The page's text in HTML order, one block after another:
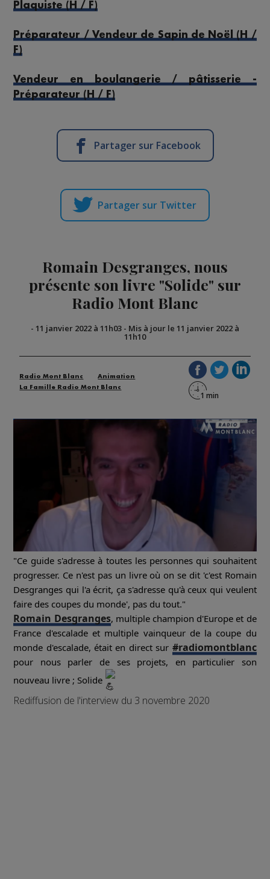
Plaquiste (H / F)
Préparateur / Vendeur de Sapin de Noël (H /
F)
Vendeur en boulangerie / pâtisserie -
Préparateur (H / F)
Partager sur Facebook
Partager sur Twitter
Romain Desgranges, nous
présente son livre "Solide" sur
Radio Mont Blanc
- 11 janvier 2022 à 11h03 - Mis à jour le 11 janvier 2022 à
11h10
Radio Mont Blanc
Animation
La Famille Radio Mont Blanc
"Ce guide s'adresse à toutes les personnes qui souhaitent
progresser. Ce n'est pas un livre où on se dit 'c'est Romain
Desgranges qui l'a écrit, ça s'adresse qu'à ceux qui veulent
faire des coupes du monde', pas du tout."
Romain Desgranges, multiple champion d'Europe et de
France d'escalade et multiple vainqueur de la coupe du
monde d'escalade, était en direct sur #radiomontblanc
pour nous parler de ses projets, en particulier son
nouveau livre ; Solide
Rediffusion de l'interview du 3 novembre 2020